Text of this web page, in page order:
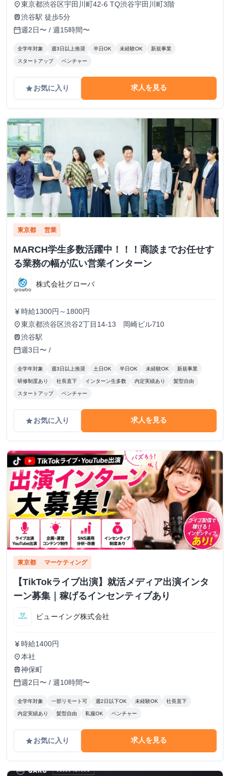
place東京都渋谷区宇田川町42-6 TQ渋谷宇田川町3階
train渋谷駅 徒歩5分
calendar_today週2日〜 / 週15時間〜
全学年対象 週3日以上推奨 半日OK 未経験OK 新規事業
スタートアップ ベンチャー
gradeお気に入り 求人を見る
東京都 営業
MARCH学生多数活躍中！！！商談までお任せす
る業務の幅が広い営業インターン
株式会社グローバ
currency_yen 時給1300円～1800円
place東京都渋谷区渋谷2丁目14-13 岡崎ビル710
train渋谷駅
calendar_today週3日〜 /
全学年対象 週3日以上推奨 土日OK 半日OK 未経験OK 新規事業
研修制度あり 社長直下 インターン生多数 内定実績あり 髪型自由
スタートアップ ベンチャー
gradeお気に入り 求人を見る
東京都 マーケティング
【TikTokライブ出演】就活メディア出演インタ
ーン募集｜稼げるインセンティブあり
ビューイング株式会社
currency_yen 時給1400円
place本社
train神保町
calendar_today週2日〜 / 週10時間〜
全学年対象 一部リモート可 週2日以下OK 未経験OK 社長直下
内定実績あり 髪型自由 私服OK ベンチャー
gradeお気に入り 求人を見る